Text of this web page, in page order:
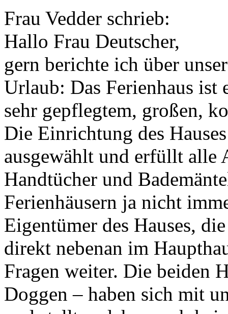
Frau Vedder schrieb:
Hallo Frau Deutscher,
gern berichte ich über
Urlaub: Das Ferienhaus ist
sehr gepflegtem, großen,
Die Einrichtung des
ausgewählt und erfüllt alle
Handtücher und
Ferienhäusern ja nicht
Eigentümer des Hauses,
direkt nebenan im
Fragen weiter. Die beiden
Doggen – haben sich mit